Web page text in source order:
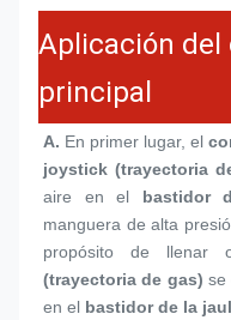
Aplicación del
principal
A. En primer lugar, el
joystick (trayectoria
aire en el bastidor
manguera de alta
propósito de
(trayectoria de gas) se
en el bastidor de la